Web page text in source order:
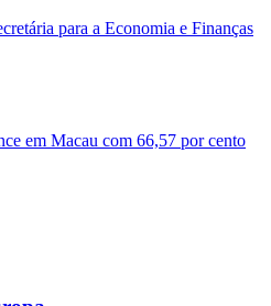
para a Economia e Finanças
em Macau com 66,57 por cento